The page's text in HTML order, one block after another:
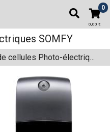
0
0,00 €
SOMFY
de sécurité
Jeu de cellules Photo-électriques SOMFY.1